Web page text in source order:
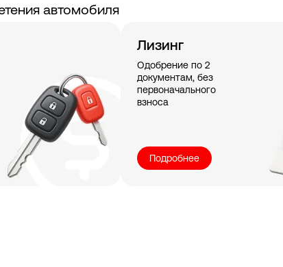
автомобиля
Лизинг
Одобрение по 2
документам, без
первоначального
взноса
Подробнее